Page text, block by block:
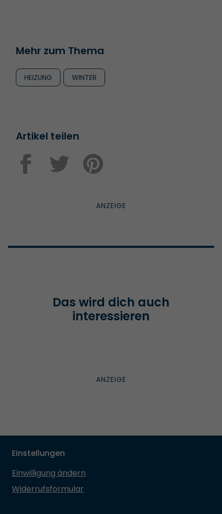
Mehr zum Thema
HEIZUNG WINTER
Artikel teilen
Das wird dich auch
interessieren
Einstellungen
Einwilligung ändern
Widerrufsformular